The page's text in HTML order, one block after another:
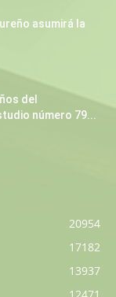
asumirá la
del
número 79...
20954
17182
13937